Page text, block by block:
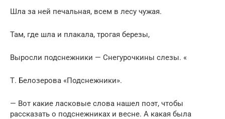
Шла за ней печальная, всем в лесу чужая.
Там, где шла и плакала, трогая березы,
Выросли подснежники — Снегурочкины слезы. «
Т. Белозерова «Подснежники».
— Вот какие ласковые слова нашел поэт, чтобы
рассказать о подснежниках и весне. А какая была